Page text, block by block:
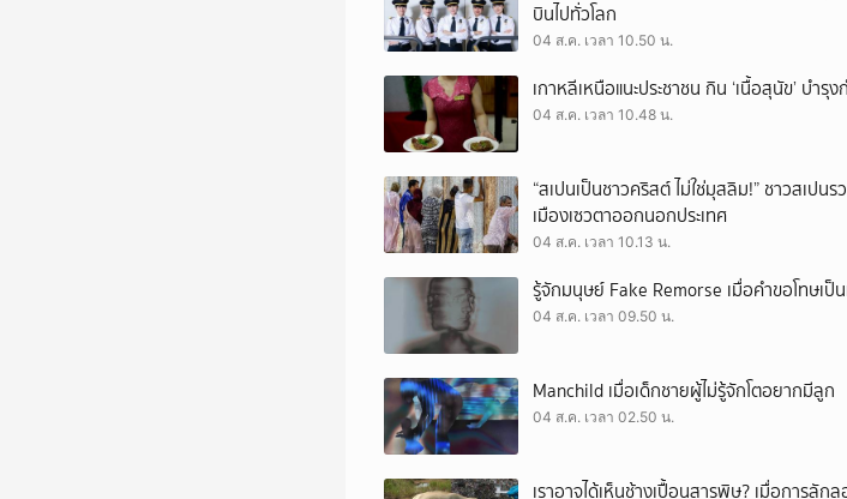
บินไปทั่วโลก
04 ส.ค. เวลา 10.50 น.
เกาหลีเหนือแนะประชาชน กิน ‘เนื้อสุนัข’ บำ
04 ส.ค. เวลา 10.48 น.
“สเปนเป็นชาวคริสต์ ไม่ใช่มุสลิม!” ชาวสเป
เมืองเซวตาออกนอกประเทศ
04 ส.ค. เวลา 10.13 น.
รู้จักมนุษย์ Fake Remorse เมื่อคำขอโทษเป็
04 ส.ค. เวลา 09.50 น.
Manchild เมื่อเด็กชายผู้ไม่รู้จักโตอยากมีลูก
04 ส.ค. เวลา 02.50 น.
เราอาจได้เห็นช้างเปื้อนสารพิษ? เมื่อการลั